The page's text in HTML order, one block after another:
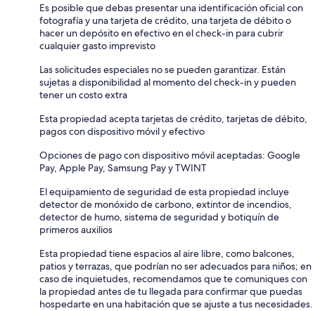
Es posible que debas presentar una identificación oficial con
fotografía y una tarjeta de crédito, una tarjeta de débito o
hacer un depósito en efectivo en el check-in para cubrir
cualquier gasto imprevisto
Las solicitudes especiales no se pueden garantizar. Están
sujetas a disponibilidad al momento del check-in y pueden
tener un costo extra
Esta propiedad acepta tarjetas de crédito, tarjetas de débito,
pagos con dispositivo móvil y efectivo
Opciones de pago con dispositivo móvil aceptadas: Google
Pay, Apple Pay, Samsung Pay y TWINT
El equipamiento de seguridad de esta propiedad incluye
detector de monóxido de carbono, extintor de incendios,
detector de humo, sistema de seguridad y botiquín de
primeros auxilios
Esta propiedad tiene espacios al aire libre, como balcones,
patios y terrazas, que podrían no ser adecuados para niños; en
caso de inquietudes, recomendamos que te comuniques con
la propiedad antes de tu llegada para confirmar que puedas
hospedarte en una habitación que se ajuste a tus necesidades.